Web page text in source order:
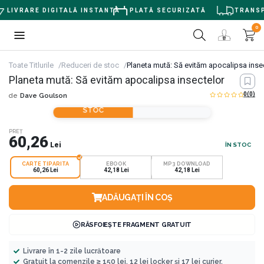
LIVRARE DIGITALĂ INSTANTĂ PLATĂ SECURIZATĂ
0
Toate Titlurile Reduceri de stoc Planeta mută: Să evităm apocalipsa
Planeta mută: Să evităm apocalipsa insectelor
de Dave Goulson 0(0)
STOC
PREȚ
60,26 Lei ÎN STOC
CARTE TIPARITA
60,26 Lei
EBOOK
42,18 Lei
MP3 DOWNLOAD
42,18 Lei
ADĂUGAȚI ÎN COȘ
RĂSFOIEȘTE FRAGMENT GRATUIT
Livrare în 1-2 zile lucrătoare
Gratuit la comenzile ≥ 150 lei, 12 lei locker și 17 lei curier.